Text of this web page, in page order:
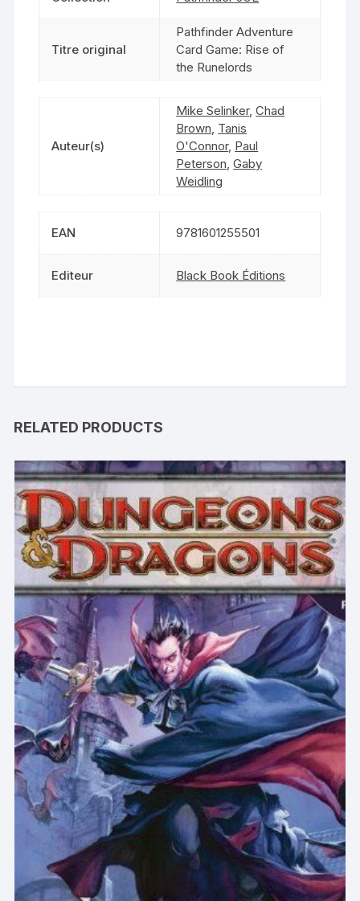
Titre original
Pathfinder Adventure
Card Game: Rise of
the Runelords
Auteur(s)
Mike Selinker,Chad
Brown Tanis
O'Connor, Paul
Peterson ,Gaby
Weidling
EAN 9781601255501
Editeur Black Book Éditions
RELATED PRODUCTS